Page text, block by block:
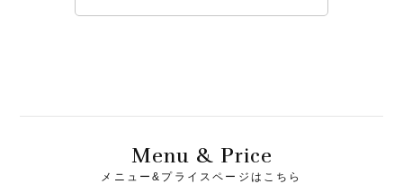
Menu & Price
メニュー&プライスページはこちら